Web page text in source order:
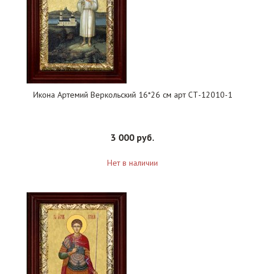
Икона Артемий Веркольский 16*26 см арт СТ-12010-1
3 000 руб.
Нет в наличии